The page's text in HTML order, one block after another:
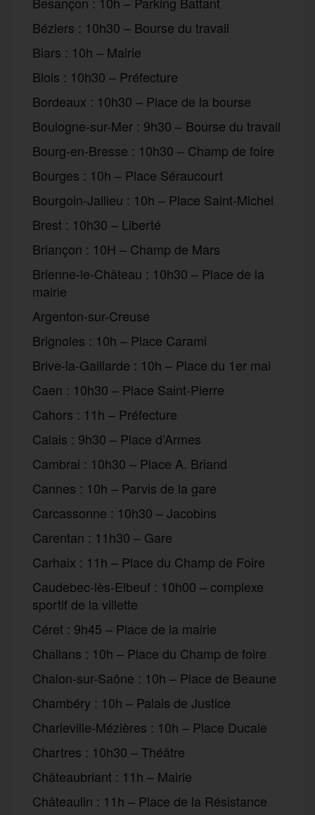
Béziers : 10h30 – Bourse du travail
Biars : 10h – Mairie
Blois : 10h30 – Préfecture
Bordeaux : 10h30 – Place de la bourse
Boulogne-sur-Mer : 9h30 – Bourse du travail
Bourg-en-Bresse : 10h30 – Champ de foire
Bourges : 10h – Place Séraucourt
Bourgoin-Jallieu : 10h – Place Saint-Michel
Brest : 10h30 – Liberté
Briançon : 10H – Champ de Mars
Brienne-le-Château : 10h30 – Place de la
mairie
Argenton-sur-Creuse
Brignoles : 10h – Place Carami
Brive-la-Gaillarde : 10h – Place du 1er mai
Caen : 10h30 – Place Saint-Pierre
Cahors : 11h – Préfecture
Calais : 9h30 – Place d’Armes
Cambrai : 10h30 – Place A. Briand
Cannes : 10h – Parvis de la gare
Carcassonne : 10h30 – Jacobins
Carentan : 11h30 – Gare
Carhaix : 11h – Place du Champ de Foire
Caudebec-lès-Elbeuf : 10h00 – complexe
sportif de la villette
Céret : 9h45 – Place de la mairie
Challans : 10h – Place du Champ de foire
Chalon-sur-Saône : 10h – Place de Beaune
Chambéry : 10h – Palais de Justice
Charleville-Mézières : 10h – Place Ducale
Chartres : 10h30 – Théâtre
Châteaubriant : 11h – Mairie
Châteaulin : 11h – Place de la Résistance